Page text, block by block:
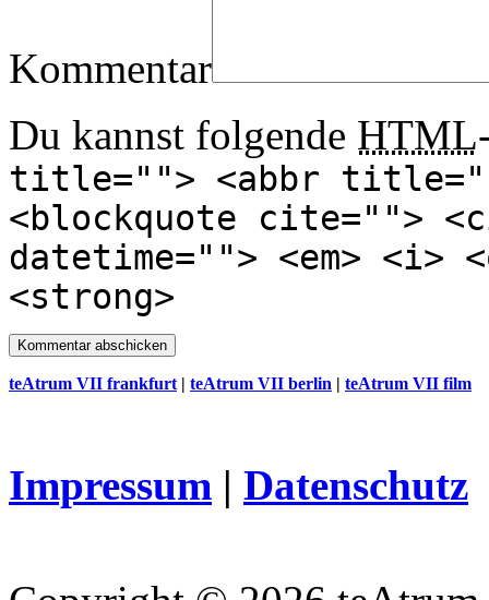
Kommentar
Du kannst folgende HTML
title=""> <abbr
<blockquote cite="">
datetime=""> <em>
<strong>
teAtrum VII frankfurt | teAtrum VII berlin | teAtrum VII film
Impressum | Datenschutz